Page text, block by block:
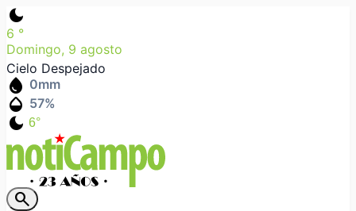
dark_mode
6 °
Domingo, 9 agosto
Cielo Despejado
water_drop 0mm
humidity_mid 57%
dark_mode 6°
search